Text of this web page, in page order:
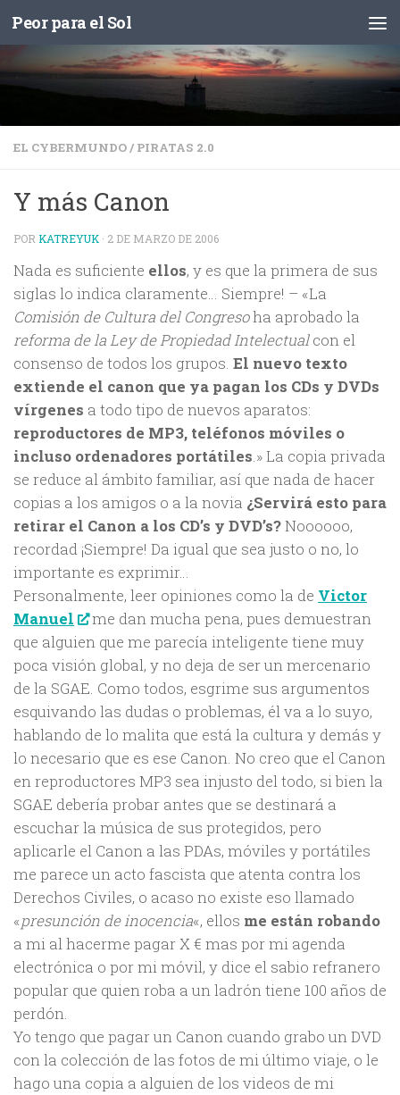
Saltar al contenido
Peor para el Sol
EL CYBERMUNDO/ PIRATAS 2.0
Y más Canon
POR KATREYUK · 2 DE MARZO DE 2006
Nada es suficiente ellos, y es que la primera de sus
siglas lo indica claramente… Siempre! – «La
Comisión de Cultura del Congresoha aprobado la
reforma de la Ley de Propiedad Intelectualcon el
consenso de todos los grupos. El nuevo texto
extiende el canon que ya pagan los CDs y DVDs
vírgenes a todo tipo de nuevos aparatos:
reproductores de MP3, teléfonos móviles o
incluso ordenadores portátiles.» La copia privada
se reduce al ámbito familiar, así que nada de hacer
copias a los amigos o a la novia ¿Servirá esto para
retirar el Canon a los CD’s y DVD’s?Noooooo,
recordad ¡Siempre! Da igual que sea justo o no, lo
importante es exprimir…
Personalmente, leer opiniones como la de Victor
Manuel
me dan mucha pena, pues demuestran
que alguien que me parecía inteligente tiene muy
poca visión global, y no deja de ser un mercenario
de la SGAE. Como todos, esgrime sus argumentos
esquivando las dudas o problemas, él va a lo suyo,
hablando de lo malita que está la cultura y demás y
lo necesario que es ese Canon. No creo que el Canon
en reproductores MP3 sea injusto del todo, si bien la
SGAE debería probar antes que se destinará a
escuchar la música de sus protegidos, pero
aplicarle el Canon a las PDAs, móviles y portátiles
me parece un acto fascista que atenta contra los
Derechos Civiles, o acaso no existe eso llamado
«presunción de inocencia«, ellos me están robando
a mi al hacerme pagar X € mas por mi agenda
electrónica o por mi móvil, y dice el sabio refranero
popular que quien roba a un ladrón tiene 100 años de
perdón.
Yo tengo que pagar un Canon cuando grabo un DVD
con la colección de las fotos de mi último viaje, o le
hago una copia a alguien de los videos de mi